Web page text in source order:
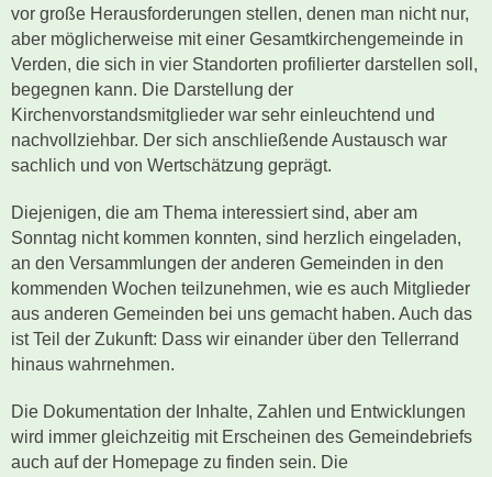
vor große Herausforderungen stellen, denen man nicht nur,
aber möglicherweise mit einer Gesamtkirchengemeinde in
Verden, die sich in vier Standorten profilierter darstellen soll,
begegnen kann. Die Darstellung der
Kirchenvorstandsmitglieder war sehr einleuchtend und
nachvollziehbar. Der sich anschließende Austausch war
sachlich und von Wertschätzung geprägt.
Diejenigen, die am Thema interessiert sind, aber am
Sonntag nicht kommen konnten, sind herzlich eingeladen,
an den Versammlungen der anderen Gemeinden in den
kommenden Wochen teilzunehmen, wie es auch Mitglieder
aus anderen Gemeinden bei uns gemacht haben. Auch das
ist Teil der Zukunft: Dass wir einander über den Tellerrand
hinaus wahrnehmen.
Die Dokumentation der Inhalte, Zahlen und Entwicklungen
wird immer gleichzeitig mit Erscheinen des Gemeindebriefs
auch auf der Homepage zu finden sein. Die